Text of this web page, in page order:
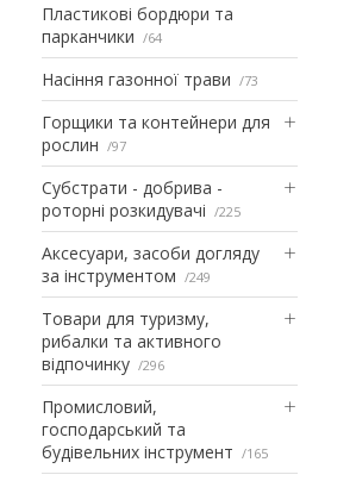
Пластикові бордюри та
парканчики
64
Насіння газонної трави 73
Горщики та контейнери для
рослин
97
Субстрати - добрива -
роторні розкидувачі
225
Аксесуари, засоби догляду
за інструментом
249
Товари для туризму,
рибалки та активного
відпочинку
296
Промисловий,
господарський та
будівельних інструмент
165